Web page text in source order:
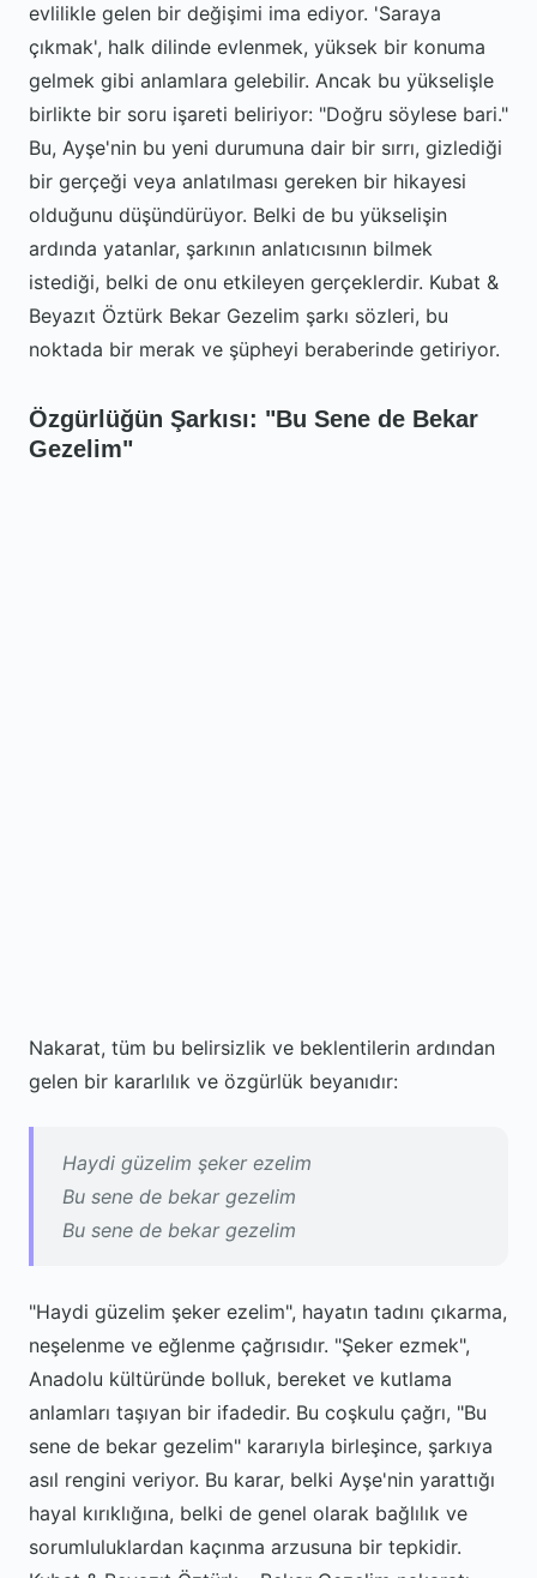
evlilikle gelen bir değişimi ima ediyor. 'Saraya
çıkmak', halk dilinde evlenmek, yüksek bir konuma
gelmek gibi anlamlara gelebilir. Ancak bu yükselişle
birlikte bir soru işareti beliriyor: "Doğru söylese bari."
Bu, Ayşe'nin bu yeni durumuna dair bir sırrı, gizlediği
bir gerçeği veya anlatılması gereken bir hikayesi
olduğunu düşündürüyor. Belki de bu yükselişin
ardında yatanlar, şarkının anlatıcısının bilmek
istediği, belki de onu etkileyen gerçeklerdir. Kubat &
Beyazıt Öztürk Bekar Gezelim şarkı sözleri, bu
noktada bir merak ve şüpheyi beraberinde getiriyor.
Özgürlüğün Şarkısı: "Bu Sene de Bekar
Gezelim"
Nakarat, tüm bu belirsizlik ve beklentilerin ardından
gelen bir kararlılık ve özgürlük beyanıdır:
Haydi güzelim şeker ezelim
Bu sene de bekar gezelim
Bu sene de bekar gezelim
"Haydi güzelim şeker ezelim", hayatın tadını çıkarma,
neşelenme ve eğlenme çağrısıdır. "Şeker ezmek",
Anadolu kültüründe bolluk, bereket ve kutlama
anlamları taşıyan bir ifadedir. Bu coşkulu çağrı, "Bu
sene de bekar gezelim" kararıyla birleşince, şarkıya
asıl rengini veriyor. Bu karar, belki Ayşe'nin yarattığı
hayal kırıklığına, belki de genel olarak bağlılık ve
sorumluluklardan kaçınma arzusuna bir tepkidir.